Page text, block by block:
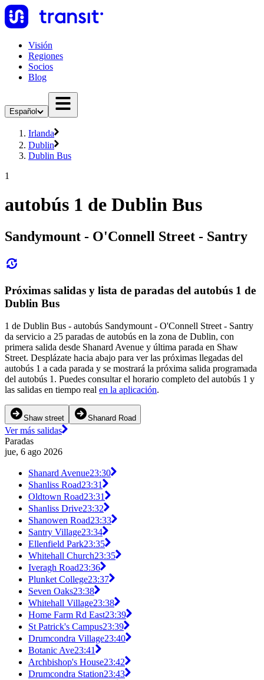
Visión
Regiones
Socios
Blog
Español
Irlanda
Dublin
Dublin Bus
1
autobús 1 de Dublin Bus
Sandymount - O'Connell Street - Santry
Próximas salidas y lista de paradas del autobús 1 de
Dublin Bus
1 de Dublin Bus - autobús Sandymount - O'Connell Street - Santry
da servicio a 25 paradas de autobús en la zona de Dublin, con
primera salida desde Shanard Avenue y última parada en Shaw
Street. Desplázate hacia abajo para ver las próximas llegadas del
autobús 1 a cada parada y se mostrará la próxima salida programada
del autobús 1. Puedes consultar el horario completo del autobús 1 y
las salidas en tiempo real en la aplicación.
Shaw street Shanard Road
Ver más salidas
Paradas
jue, 6 ago 2026
Shanard Avenue23:30
Shanliss Road23:31
Oldtown Road23:31
Shanliss Drive23:32
Shanowen Road23:33
Santry Village23:34
Ellenfield Park23:35
Whitehall Church23:35
Iveragh Road23:36
Plunket College23:37
Seven Oaks23:38
Whitehall Village23:38
Home Farm Rd East23:39
St Patrick's Campus23:39
Drumcondra Village23:40
Botanic Ave23:41
Archbishop's House23:42
Drumcondra Station23:43